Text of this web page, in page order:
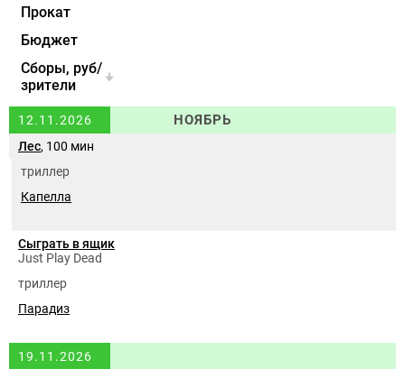
Прокат
Бюджет
Cборы, руб/
зрители
12.11.2026 НОЯБРЬ
Лес, 100 мин
триллер
Капелла
Сыграть в ящик
Just Play Dead
триллер
Парадиз
19.11.2026